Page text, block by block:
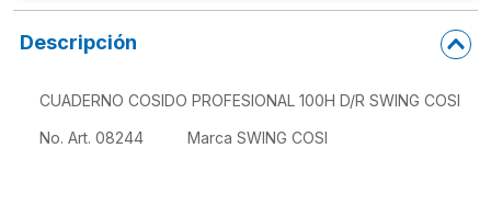
Descripción
CUADERNO COSIDO PROFESIONAL 100H D/R SWING COSI
No. Art. 08244          Marca SWING COSI